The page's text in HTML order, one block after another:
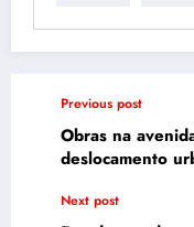
Previous post
Obras na
deslocamento
Next post